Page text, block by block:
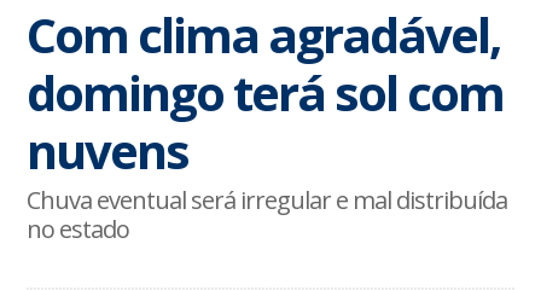
Com clima agradável,
domingo terá sol com
nuvens
Chuva eventual será irregular e mal distribuída
no estado